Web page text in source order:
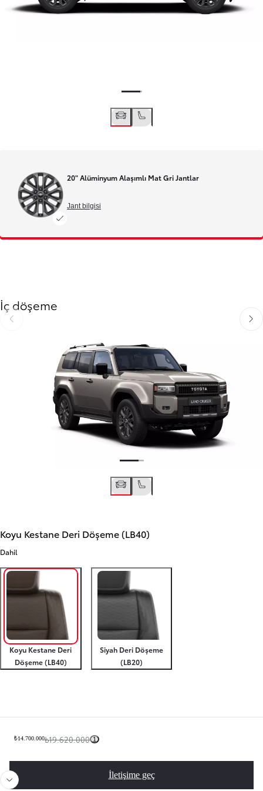
20" Alüminyum Alaşımlı Mat Gri Jantlar
Jant bilgisi
İç döşeme
Önceki slayt
Koyu Kestane Deri Döşeme (LB40)
Dahil
Koyu Kestane Deri
Döşeme (LB40)
Siyah Deri Döşeme
(LB20)
₺14.700.000₺19.620.000 1
İletişime geç
Toyota'nıza kavuşmak için son bir adım